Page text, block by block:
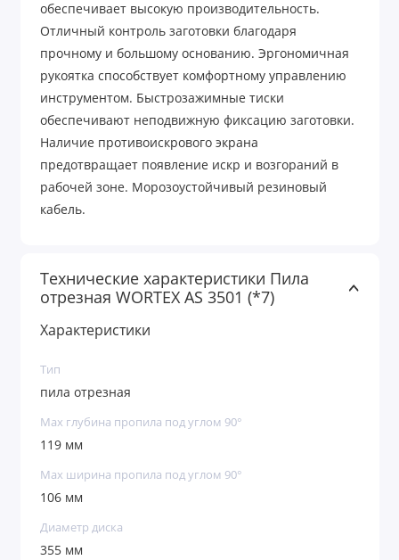
обеспечивает высокую производительность.
Отличный контроль заготовки благодаря
прочному и большому основанию. Эргономичная
рукоятка способствует комфортному управлению
инструментом. Быстрозажимные тиски
обеспечивают неподвижную фиксацию заготовки.
Наличие противоискрового экрана
предотвращает появление искр и возгораний в
рабочей зоне. Морозоустойчивый резиновый
кабель.
Технические характеристики Пила
отрезная WORTEX AS 3501 (*7)
Характеристики
Тип
пила отрезная
Max глубина пропила под углом 90°
119 мм
Max ширина пропила под углом 90°
106 мм
Диаметр диска
355 мм